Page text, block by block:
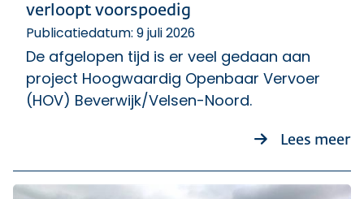
verloopt voorspoedig
Publicatiedatum: 9 juli 2026
De afgelopen tijd is er veel gedaan aan
project Hoogwaardig Openbaar Vervoer
(HOV) Beverwijk/Velsen-Noord.
Lees meer